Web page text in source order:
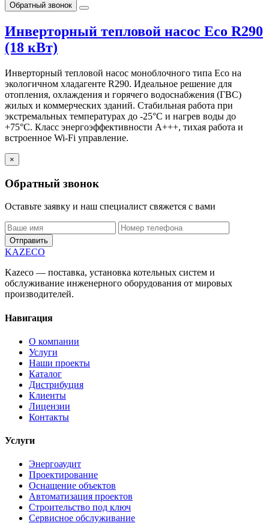
Обратный звонок
Инверторный тепловой насос Eco R290
(18 кВт)
Инверторный тепловой насос моноблочного типа Eco на
экологичном хладагенте R290. Идеальное решение для
отопления, охлаждения и горячего водоснабжения (ГВС)
жилых и коммерческих зданий. Стабильная работа при
экстремальных температурах до -25°C и нагрев воды до
+75°C. Класс энергоэффективности A+++, тихая работа и
встроенное Wi-Fi управление.
×
Обратный звонок
Оставьте заявку и наш специалист свяжется с вами
Отправить
KAZECO
Kazeco — поставка, установка котельных систем и
обслуживание инженерного оборудования от мировых
производителей.
Навигация
О компании
Услуги
Наши проекты
Каталог
Дистрибуция
Клиенты
Лицензии
Контакты
Услуги
Энергоаудит
Проектирование
Оснащение объектов
Автоматизация проектов
Строительство под ключ
Сервисное обслуживание